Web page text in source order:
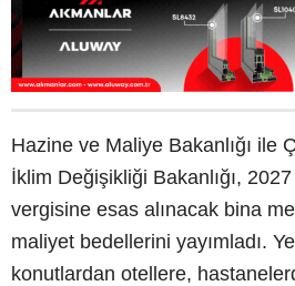
Hazine ve Maliye Bakanlığı ile
İklim Değişikliği Bakanlığı, 2027
vergisine esas alınacak bina
maliyet bedellerini yayımladı.
konutlardan otellere,